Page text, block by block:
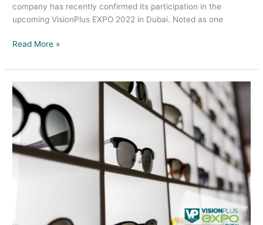
company has recently confirmed its participation in the
upcoming VisionPlus EXPO 2022 in Dubai. Noted as one
Read More »
Star
Attractions
Lined
Up
For
VisionPlus